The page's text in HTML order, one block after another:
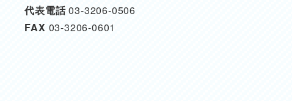
代表電話03-3206-0506
FAX 03-3206-0601